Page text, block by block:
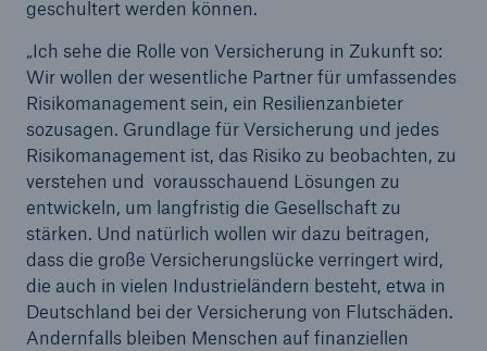
geschultert werden können.
„Ich sehe die Rolle von Versicherung in Zukunft so:
Wir wollen der wesentliche Partner für umfassendes
Risikomanagement sein, ein Resilienzanbieter
sozusagen. Grundlage für Versicherung und jedes
Risikomanagement ist, das Risiko zu beobachten, zu
verstehen und vorausschauend Lösungen zu
entwickeln, um langfristig die Gesellschaft zu
stärken. Und natürlich wollen wir dazu beitragen,
dass die große Versicherungslücke verringert wird,
die auch in vielen Industrieländern besteht, etwa in
Deutschland bei der Versicherung von Flutschäden.
Andernfalls bleiben Menschen auf finanziellen
Medieninformationen
2021
Seite öffnen
Quartalsmitteilung 3/2021
Munich Re COP26 Medien-Briefing
Trotz hoher Schäden erzielt Munich Re in Q3 ein
Ergebnis von rund 0,4 Mrd. € und bestätigt die
Jahresprognose für 2021